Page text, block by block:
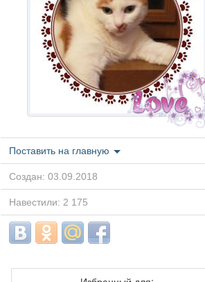
Поставить на главную
Создан: 03.09.2018
Навестили: 2 175